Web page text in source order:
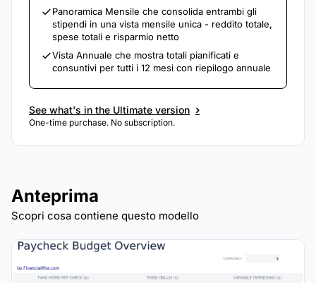
Panoramica Mensile che consolida entrambi gli
stipendi in una vista mensile unica - reddito totale,
spese totali e risparmio netto
Vista Annuale che mostra totali pianificati e
consuntivi per tutti i 12 mesi con riepilogo annuale
See what's in the Ultimate version ›
One-time purchase. No subscription.
Anteprima
Scopri cosa contiene questo modello